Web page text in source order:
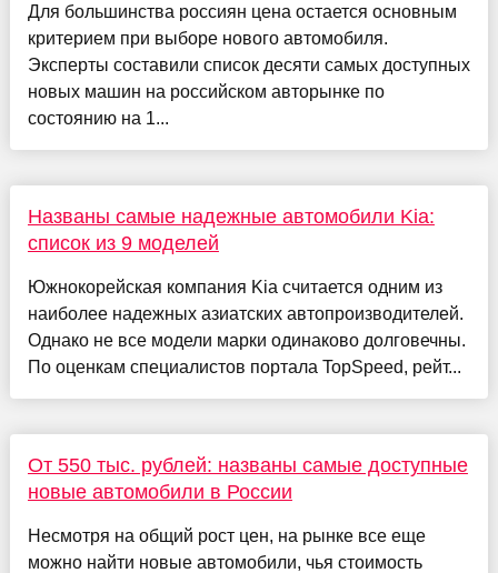
Для большинства россиян цена остается основным
критерием при выборе нового автомобиля.
Эксперты составили список десяти самых доступных
новых машин на российском авторынке по
состоянию на 1...
Названы самые надежные автомобили Kia:
список из 9 моделей
Южнокорейская компания Kia считается одним из
наиболее надежных азиатских автопроизводителей.
Однако не все модели марки одинаково долговечны.
По оценкам специалистов портала TopSpeed, рейт...
От 550 тыс. рублей: названы самые доступные
новые автомобили в России
Несмотря на общий рост цен, на рынке все еще
можно найти новые автомобили, чья стоимость